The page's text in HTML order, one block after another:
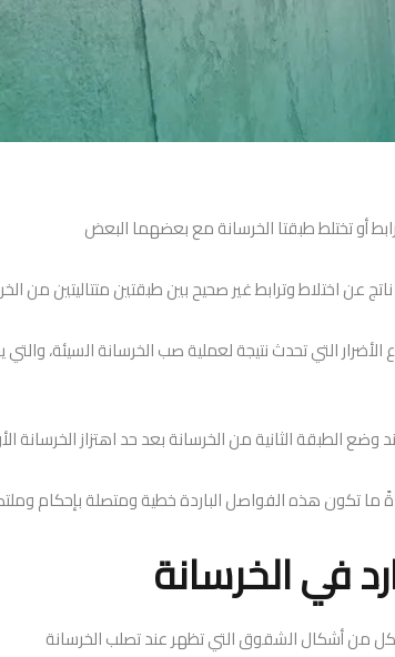
أو تختلط طبقتا الخرسانة مع بعضهما البعض
عن اختلاط وترابط غير صحيح بين طبقتين متتاليتين من
الأضرار التي تحدث نتيجة لعملية صب الخرسانة السيئة،
وضع الطبقة الثانية من الخرسانة بعد حد اهتزاز الخرسانة
ما تكون هذه الفواصل الباردة خطية ومتصلة بإحكام
في الخرسانة
من أشكال الشقوق التي تظهر عند تصلب الخرسانة